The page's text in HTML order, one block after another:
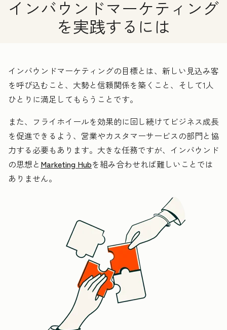
インバウンドマーケティング
を実践するには
インバウンドマーケティングの目標とは、新しい見込み客
を呼び込むこと、大勢と信頼関係を築くこと、そして1人
ひとりに満足してもらうことです。
また、フライホイールを効果的に回し続けてビジネス成長
を促進できるよう、営業やカスタマーサービスの部門と協
力する必要もあります。大きな任務ですが、インバウンド
の思想と Marketing Hubを組み合わせれば難しいことでは
ありません。